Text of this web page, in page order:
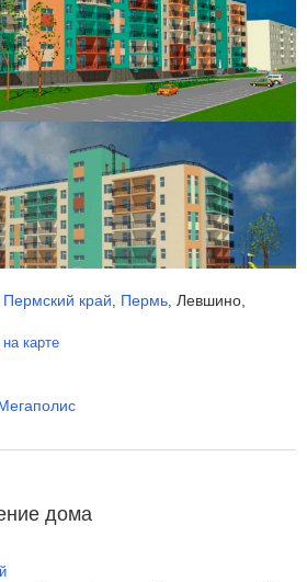
Пермский край, Пермь, Левшино,
на карте
дома